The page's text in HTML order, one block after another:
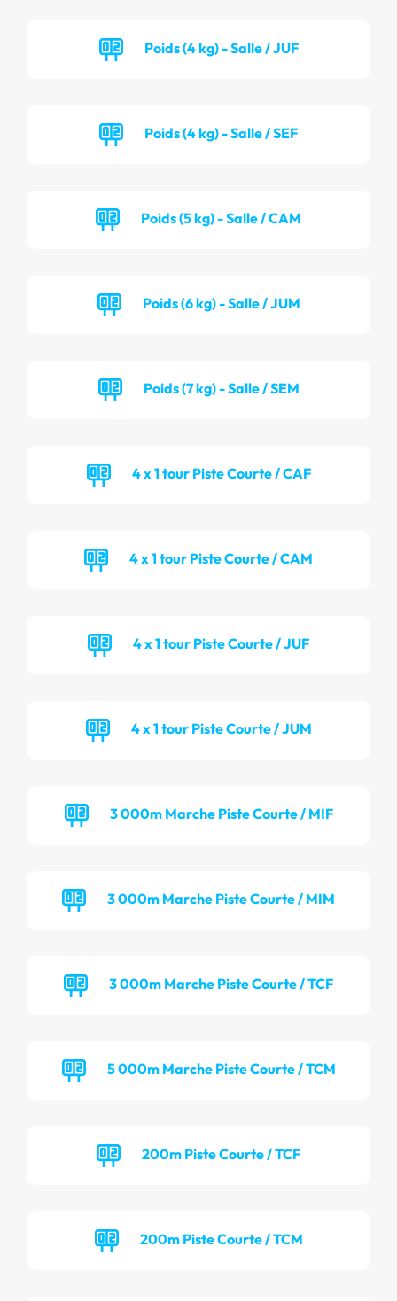
Poids (4 kg) - Salle / JUF
Poids (4 kg) - Salle / SEF
Poids (5 kg) - Salle / CAM
Poids (6 kg) - Salle / JUM
Poids (7 kg) - Salle / SEM
4 x 1 tour Piste Courte / CAF
4 x 1 tour Piste Courte / CAM
4 x 1 tour Piste Courte / JUF
4 x 1 tour Piste Courte / JUM
3 000m Marche Piste Courte / MIF
3 000m Marche Piste Courte / MIM
3 000m Marche Piste Courte / TCF
5 000m Marche Piste Courte / TCM
200m Piste Courte / TCF
200m Piste Courte / TCM